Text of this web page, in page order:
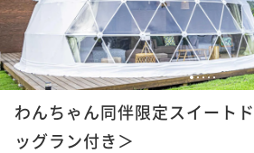
ポイントアップ
【ご利用人数が多いほどお得】【1
ンダードBBQ＞お肉や魚介も楽しめ
12345
わんちゃん同伴限定スイート
ッグラン付き＞